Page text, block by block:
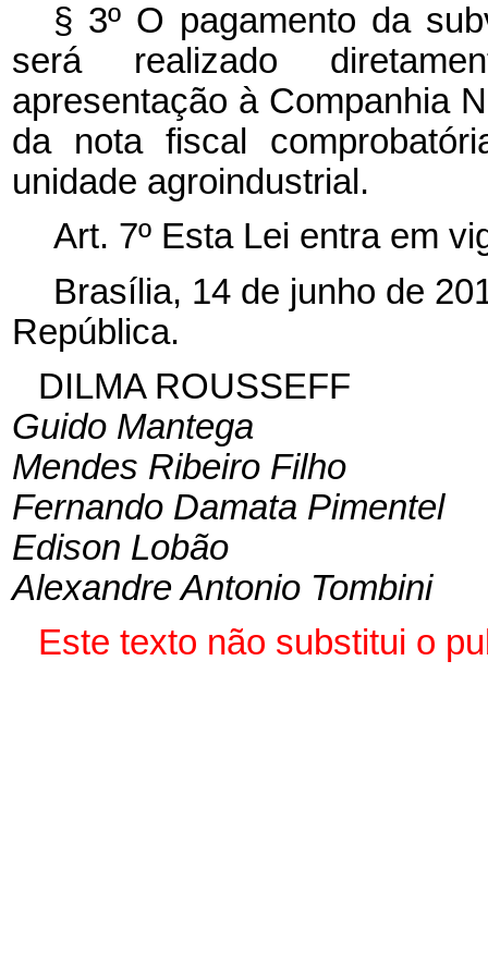
§ 3º O pagamento da
será realizado
apresentação à Companhia
da nota fiscal
unidade agroindustrial.
Art. 7º Esta Lei entra em
Brasília, 14 de junho de
República.
DILMA ROUSSEFF
Guido Mantega
Mendes Ribeiro Filho
Fernando Damata Pimentel
Edison Lobão
Alexandre Antonio Tombini
Este texto não substitui o